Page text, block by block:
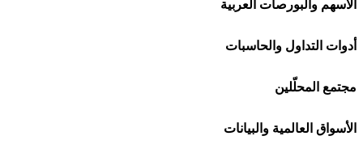
اكسنس Exness
منصة بينانس
شركات تداول في السعودية
شركات تداول في الإمارات
شركات تداول في الكويت
شركات تداول في قطر
الأسهم والبورصات العربية
🌍 كل البورصات العربية
🇸🇦 السوق السعودية
🇦🇪 أسواق الإمارات
أدوات التداول والحاسبات
🕌 حاسبة الزكاة
💱 محول العملات
مجتمع المحلّلين
🧱 حائط المجتمع
الأسواق العالمية والبيانات